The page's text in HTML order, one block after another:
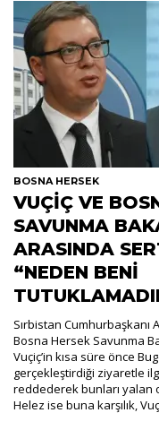
BOSNA HERSEK
VUÇİÇ VE
SAVUNMA
ARASINDA
“NEDEN BENİ
Sırbistan Cumhurbaşkanı
Bosna Hersek Savunma
Vuçiç’in kısa süre önce
gerçekleştirdiği ziyaretle
reddederek bunları yalan
Helez ise buna karşılık,